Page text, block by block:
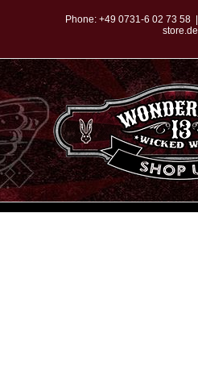
springen
Phone: +49 0731-6 02 73 58
store.de